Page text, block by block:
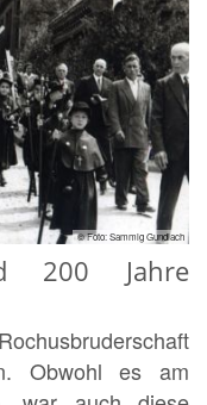
© Foto: Sammlg Gundlach
200 Jahre
Obwohl es am